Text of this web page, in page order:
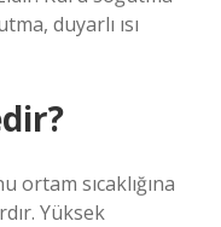
duyarlı ısı
sıcaklığına
Yüksek